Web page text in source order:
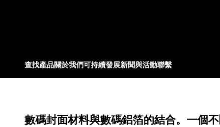
查找產品關於我們可持續發展新聞與活動聯繫
數碼封面材料與數碼鋁箔的結合。一個